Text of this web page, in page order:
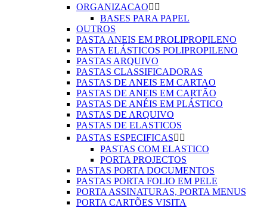
ORGANIZACAO 
BASES PARA PAPEL
OUTROS
PASTA ANEIS EM PROLIPROPILENO
PASTA ELÁSTICOS POLIPROPILENO
PASTAS ARQUIVO
PASTAS CLASSIFICADORAS
PASTAS DE ANEIS EM CARTAO
PASTAS DE ANEIS EM CARTÃO
PASTAS DE ANÉIS EM PLÁSTICO
PASTAS DE ARQUIVO
PASTAS DE ELASTICOS
PASTAS ESPECIFICAS 
PASTAS COM ELASTICO
PORTA PROJECTOS
PASTAS PORTA DOCUMENTOS
PASTAS PORTA FOLIO EM PELE
PORTA ASSINATURAS, PORTA MENUS
PORTA CARTÕES VISITA